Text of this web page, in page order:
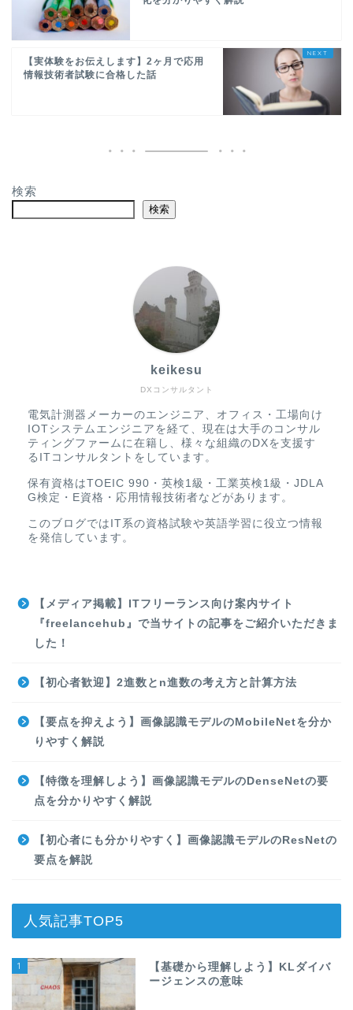
【実体験をお伝えします】2ヶ月で応用
情報技術者試験に合格した話
検索
検索
DXコンサルタント
keikesu
電気計測器メーカーのエンジニア、オフィス・工場向け
IOTシステムエンジニアを経て、現在は大手のコンサル
ティングファームに在籍し、様々な組織のDXを支援す
るITコンサルタントをしています。
保有資格はTOEIC 990・英検1級・工業英検1級・JDLA
G検定・E資格・応用情報技術者などがあります。
このブログではIT系の資格試験や英語学習に役立つ情報
を発信しています。
【メディア掲載】ITフリーランス向け案内サイト
『freelancehub』で当サイトの記事をご紹介いただきま
した！
【初心者歓迎】2進数とn進数の考え方と計算方法
【要点を抑えよう】画像認識モデルのMobileNetを分か
りやすく解説
【特徴を理解しよう】画像認識モデルのDenseNetの要
点を分かりやすく解説
【初心者にも分かりやすく】画像認識モデルのResNetの
要点を解説
人気記事TOP5
1
【基礎から理解しよう】KLダイバ
ージェンスの意味